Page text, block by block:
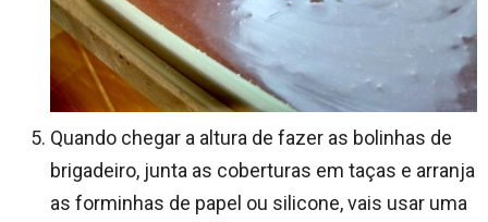
Quando chegar a altura de fazer as bolinhas de
brigadeiro, junta as coberturas em taças e arranja
as forminhas de papel ou silicone, vais usar uma